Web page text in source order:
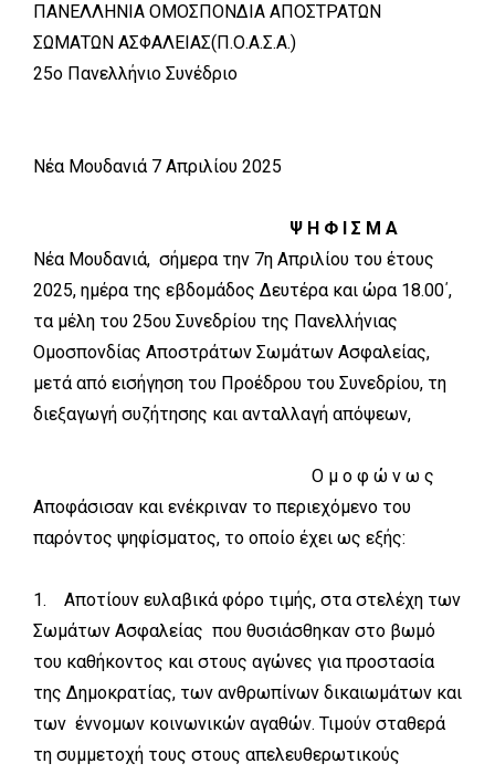
ΠΑΝΕΛΛΗΝΙΑ ΟΜΟΣΠΟΝΔΙΑ ΑΠΟΣΤΡΑΤΩΝ
ΣΩΜΑΤΩΝ ΑΣΦΑΛΕΙΑΣ(Π.Ο.Α.Σ.Α.)
25ο Πανελλήνιο Συνέδριο
Νέα Μουδανιά 7 Απριλίου 2025
Ψ Η Φ Ι Σ Μ Α
Νέα Μουδανιά, σήμερα την 7η Απριλίου του έτους
2025, ημέρα της εβδομάδος Δευτέρα και ώρα 18.00΄,
τα μέλη του 25ου Συνεδρίου της Πανελλήνιας
Ομοσπονδίας Αποστράτων Σωμάτων Ασφαλείας,
μετά από εισήγηση του Προέδρου του Συνεδρίου, τη
διεξαγωγή συζήτησης και ανταλλαγή απόψεων,
Ο μ ο φ ώ ν ω ς
Αποφάσισαν και ενέκριναν το περιεχόμενο του
παρόντος ψηφίσματος, το οποίο έχει ως εξής:
1. Αποτίουν ευλαβικά φόρο τιμής, στα στελέχη των
Σωμάτων Ασφαλείας που θυσιάσθηκαν στο βωμό
του καθήκοντος και στους αγώνες για προστασία
της Δημοκρατίας, των ανθρωπίνων δικαιωμάτων και
των έννομων κοινωνικών αγαθών. Τιμούν σταθερά
τη συμμετοχή τους στους απελευθερωτικούς